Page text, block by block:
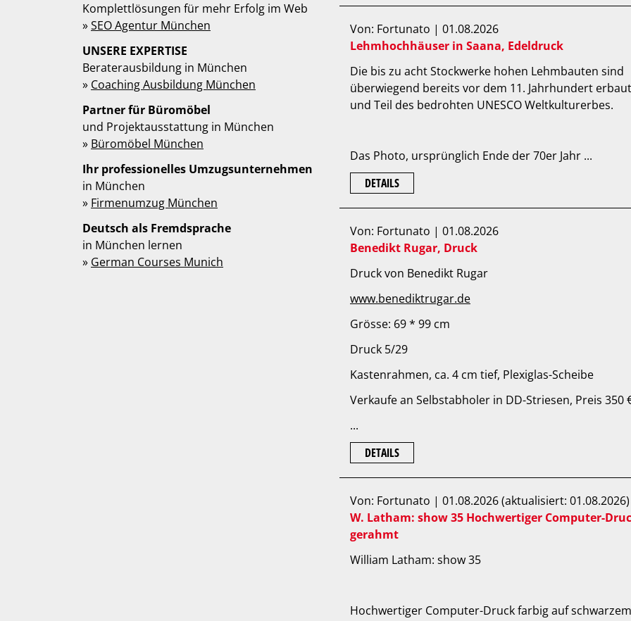
Von: Fortunato | 01.08.2026
Lehmhochhäuser in Saana, Edeldruck
Die bis zu acht Stockwerke hohen Lehmbauten sind
überwiegend bereits vor dem 11. Jahrhundert
und Teil des bedrohten UNESCO Weltkulturerbes.
Das Photo, ursprünglich Ende der 70er Jahr ...
DETAILS
Von: Fortunato | 01.08.2026
Benedikt Rugar, Druck
Druck von Benedikt Rugar
www.benediktrugar.de
Grösse: 69 * 99 cm
Druck 5/29
Kastenrahmen, ca. 4 cm tief, Plexiglas-Scheibe
Verkaufe an Selbstabholer in DD-Striesen, Preis 350
...
DETAILS
Von: Fortunato | 01.08.2026 (aktualisiert: 01.08.2026)
W. Latham: show 35 Hochwertiger Computer-
gerahmt
William Latham: show 35
Hochwertiger Computer-Druck farbig auf
Komplettlösungen für mehr Erfolg im Web
»SEO Agentur München
UNSERE EXPERTISE
Beraterausbildung in München
» Coaching Ausbildung München
Partner für Büromöbel
und Projektausstattung in München
» Büromöbel München
Ihr professionelles Umzugsunternehmen
in München
» Firmenumzug München
Deutsch als Fremdsprache
in München lernen
» German Courses Munich